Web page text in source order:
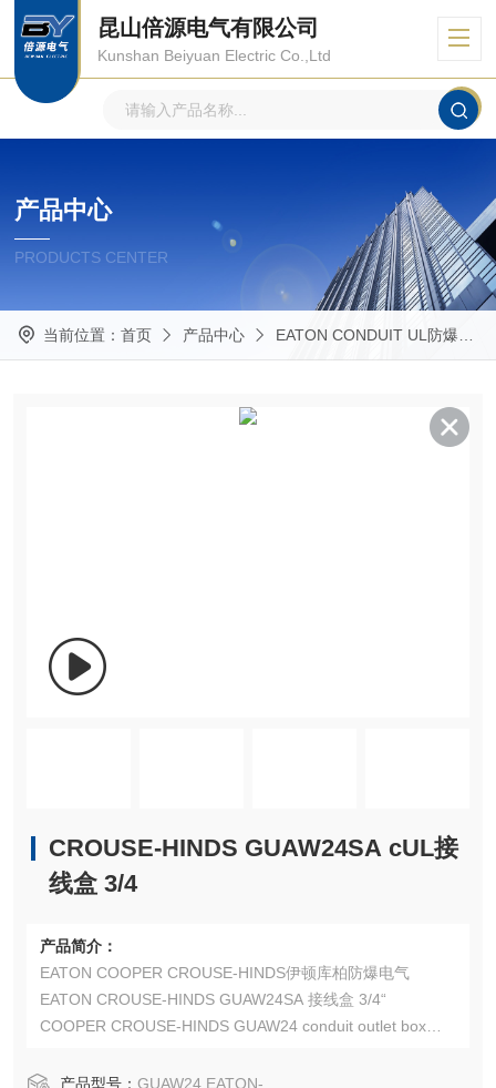
昆山倍源电气有限公司
Kunshan Beiyuan Electric Co.,Ltd
产品中心
PRODUCTS CENTER
当前位置： 首页 产品中心 EATON CONDUIT UL防爆管件
CROUSE-HINDS GUAW24SA cUL接
线盒 3/4
产品简介：
EATON COOPER CROUSE-HINDS伊顿库柏防爆电气
EATON CROUSE-HINDS GUAW24SA 接线盒 3/4“
COOPER CROUSE-HINDS GUAW24 conduit outlet box
EATON CROUSE-HINDS总代理-Kunshan Beiyuan Electric
产品型号： GUAW24 EATON-